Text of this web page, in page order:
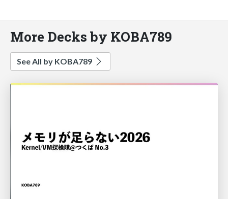
More Decks by KOBA789
See All by KOBA789